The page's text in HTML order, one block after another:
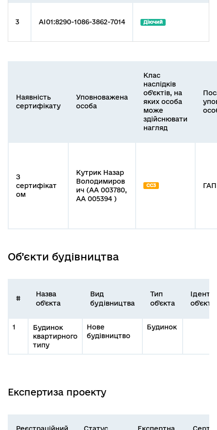
3 AI01:8290-1086-3862-7014 Діючий
Наявність
сертифікату
Уповноважена
особа
Клас
наслідків
об'єктів, на
яких особа
може
здійснювати
нагляд
З
сертифікат
ом
Кутрик Назар
Володимиров
ич (АА 003780,
АА 005394 )
СС3 ГАП
Об’єкти будівництва
#
Назва
об'єкта
Вид
будівництва
Тип
об'єкта
об'єкта
1
Будинок
квартирного
типу
Нове
будівництво
Будинок
Експертиза проекту